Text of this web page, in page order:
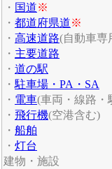
・ 国道※
・ 都道府県道※
・ 高速道路(自動車専
・ 主要道路
・ 道の駅
・ 駐車場・PA・SA
・ 電車(車両・線路・
・ 飛行機(空港含む)
・ 船舶
・ 灯台
建物・施設